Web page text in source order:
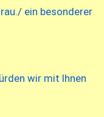
ein besonderer
wir mit Ihnen